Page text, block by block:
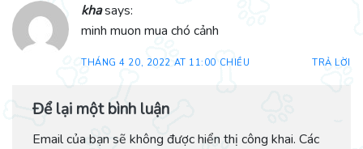
khasays:
minh muon mua chó cảnh
THÁNG 4 20, 2022 AT 11:00 CHIỀU TRẢ LỜI
Để lại một bình luận
Email của bạn sẽ không được hiển thị công khai. Các